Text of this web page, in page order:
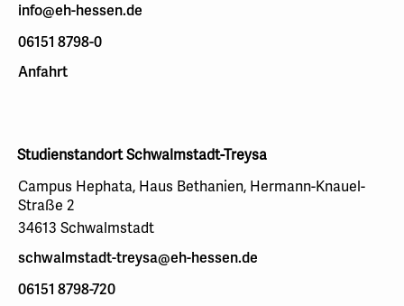
info@eh-hessen.de
06151 8798-0
Anfahrt
Studienstandort Schwalmstadt-Treysa
Campus Hephata, Haus Bethanien, Hermann-Knauel-
Straße 2
34613 Schwalmstadt
schwalmstadt-treysa@eh-hessen.de
06151 8798-720